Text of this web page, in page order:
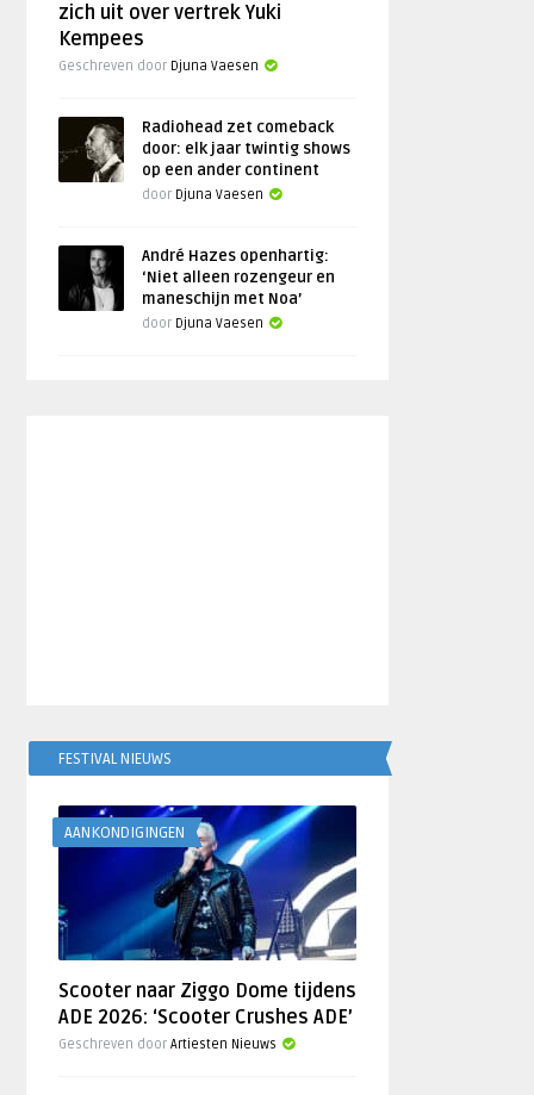
zich uit over vertrek Yuki
Kempees
Geschreven door Djuna Vaesen
Radiohead zet comeback
door: elk jaar twintig shows
op een ander continent
door Djuna Vaesen
André Hazes openhartig:
‘Niet alleen rozengeur en
maneschijn met Noa’
door Djuna Vaesen
FESTIVAL NIEUWS
AANKONDIGINGEN
Scooter naar Ziggo Dome tijdens
ADE 2026: ‘Scooter Crushes ADE’
Geschreven doorArtiesten Nieuws